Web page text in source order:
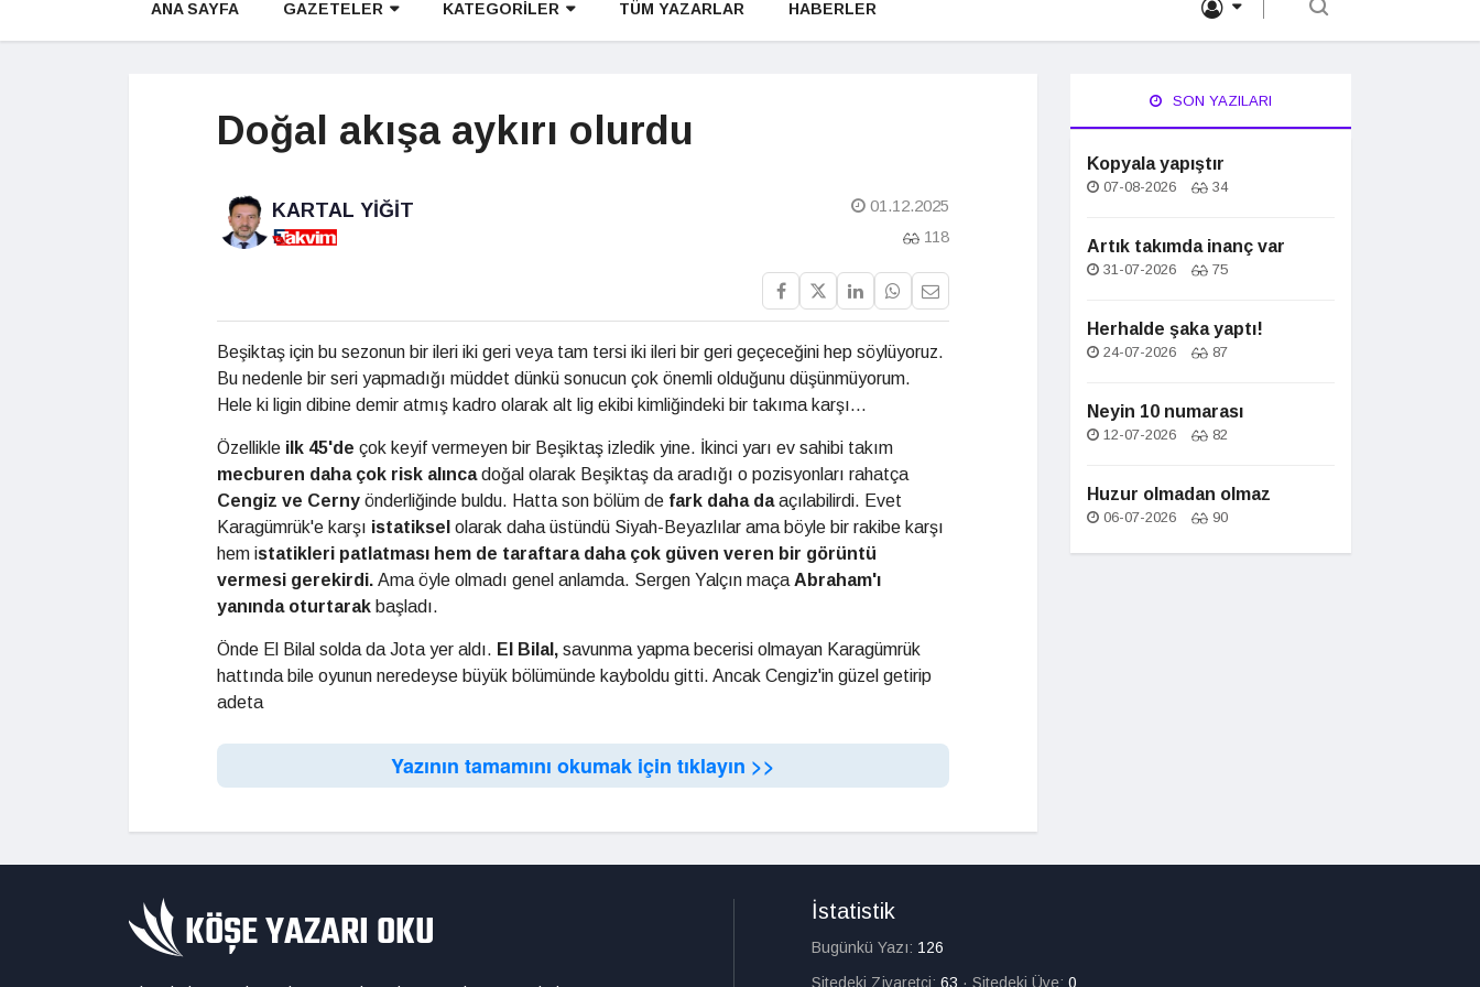
ANA SAYFA GAZETELER KATEGORİLER TÜM YAZARLAR HABERLER
Doğal akışa aykırı olurdu
KARTAL YIĞIT
01.12.2025
118
Beşiktaş için bu sezonun bir ileri iki geri veya tam tersi iki ileri bir geri geçeceğini hep söylüyoruz.
Bu nedenle bir seri yapmadığı müddet dünkü sonucun çok önemli olduğunu düşünmüyorum.
Hele ki ligin dibine demir atmış kadro olarak alt lig ekibi kimliğindeki bir takıma karşı...
Özellikle ilk 45'de çok keyif vermeyen bir Beşiktaş izledik yine. İkinci yarı ev sahibi takım
mecburen daha çok risk alıncadoğal olarak Beşiktaş da aradığı o pozisyonları rahatça
Cengiz ve Cerny önderliğinde buldu. Hatta son bölüm de fark daha daaçılabilirdi. Evet
Karagümrük'e karşı istatiksel olarak daha üstündü Siyah-Beyazlılar ama böyle bir rakibe karşı
hem istatikleri patlatması hem de taraftara daha çok güven veren bir görüntü
vermesi gerekirdi. Ama öyle olmadı genel anlamda. Sergen Yalçın maça Abraham'ı
yanında oturtarak başladı.
Önde El Bilal solda da Jota yer aldı. El Bilal, savunma yapma becerisi olmayan Karagümrük
hattında bile oyunun neredeyse büyük bölümünde kayboldu gitti. Ancak Cengiz'in güzel getirip
adeta
Yazının tamamını okumak için tıklayın >>
SON YAZILARI
Kopyala yapıştır
07-08-2026 34
Artık takımda inanç var
31-07-2026 75
Herhalde şaka yaptı!
24-07-2026 87
Neyin 10 numarası
12-07-2026 82
Huzur olmadan olmaz
06-07-2026 90
İstatistik
Bugünkü Yazı: 126
Sitedeki Ziyaretçi: 63 · Sitedeki Üye: 0